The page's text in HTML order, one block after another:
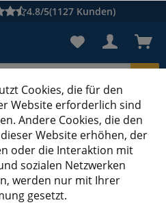
4.8/5(1127 Kunden)
Karton suchen
nach Maß
Faltschachtel, weiß
Cookies, die für den
Website erforderlich sind
Andere Cookies, die den
Website erhöhen, der
oder die Interaktion mit
sozialen Netzwerken
werden nur mit Ihrer
gesetzt.